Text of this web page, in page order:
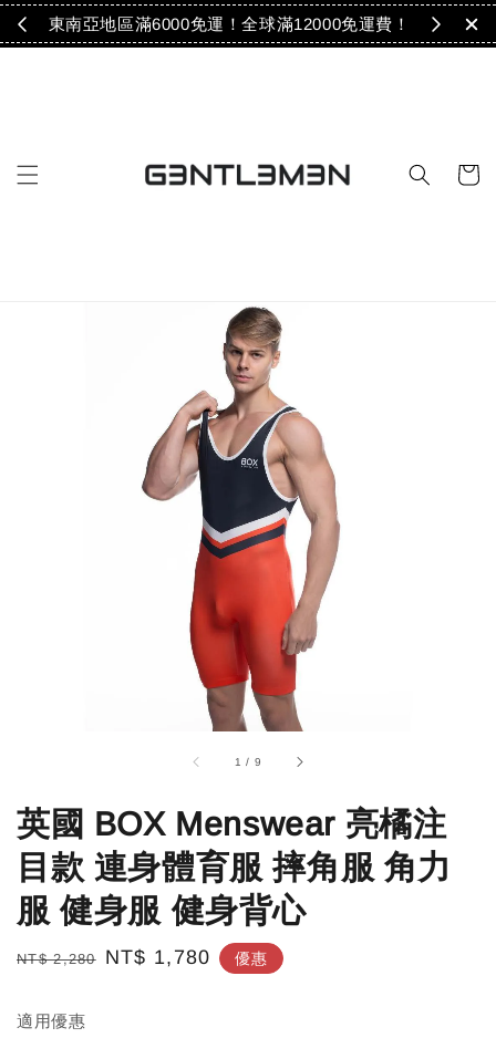
！ 東南亞地區滿6000免運！全球滿12000免運費！
1 / 9
英國 BOX Menswear 亮橘注
目款 連身體育服 摔角服 角力
服 健身服 健身背心
Regular
NT$ 2,280
Sale
NT$ 1,780 優惠
適用優惠